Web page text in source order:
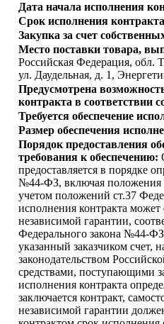
Дата начала исполнения
Срок исполнения
Закупка за счет
Место поставки товара,
Российская Федерация, обл.
ул. Даудельная, д. 1,
Предусмотрена
контракта в соответствии
Требуется обеспечение
Размер обеспечения
Порядок предоставления
требования к обеспечению:
предоставляется в порядке
№44-ФЗ, включая положения
учетом положений ст.37
исполнения контракта может
независимой гарантии,
Федерального закона №44-
указанный заказчиком счет,
законодательством
средствами, поступающими
исполнения контракта
заключается контракт,
независимой гарантии